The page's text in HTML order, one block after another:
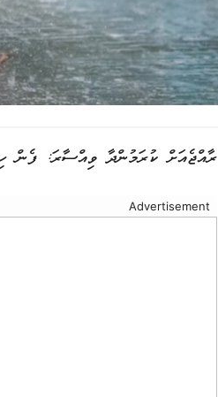
ރާއްޖެއަށް ކުރަމުންދާ ވިއްސާރަ: ފެން
Advertisement